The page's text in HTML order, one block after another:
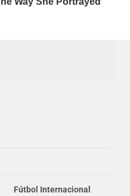
Fútbol Internacional